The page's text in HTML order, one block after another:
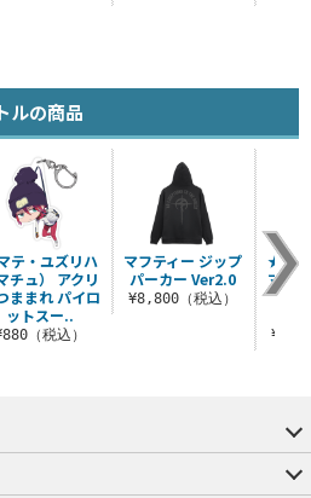
ルの商品
テ・ユズリハ
チュ） アクリ
ままれ パイロ
ットスー..
（税込）
マフティー ジップ
パーカー Ver2.0
¥8,800（税込）
★限
マス